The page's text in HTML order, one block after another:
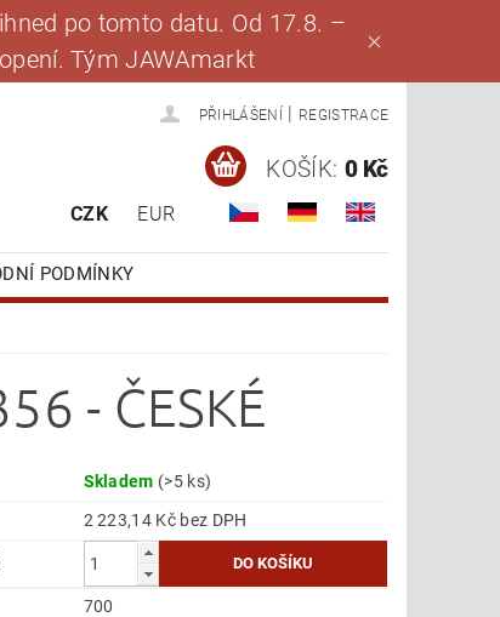
po tomto datu. Od 17.8. –
Tým JAWAmarkt
PŘIHLÁŠENÍ REGISTRACE
CZK EUR
KOŠÍK: 0 Kč
PODMÍNKY
- ČESKÉ
Skladem (>5 ks)
2 223,14 Kč bez DPH
700